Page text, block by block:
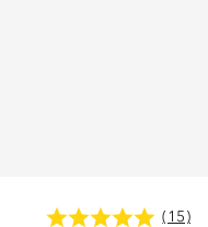
(15)